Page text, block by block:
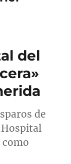
del
de
como